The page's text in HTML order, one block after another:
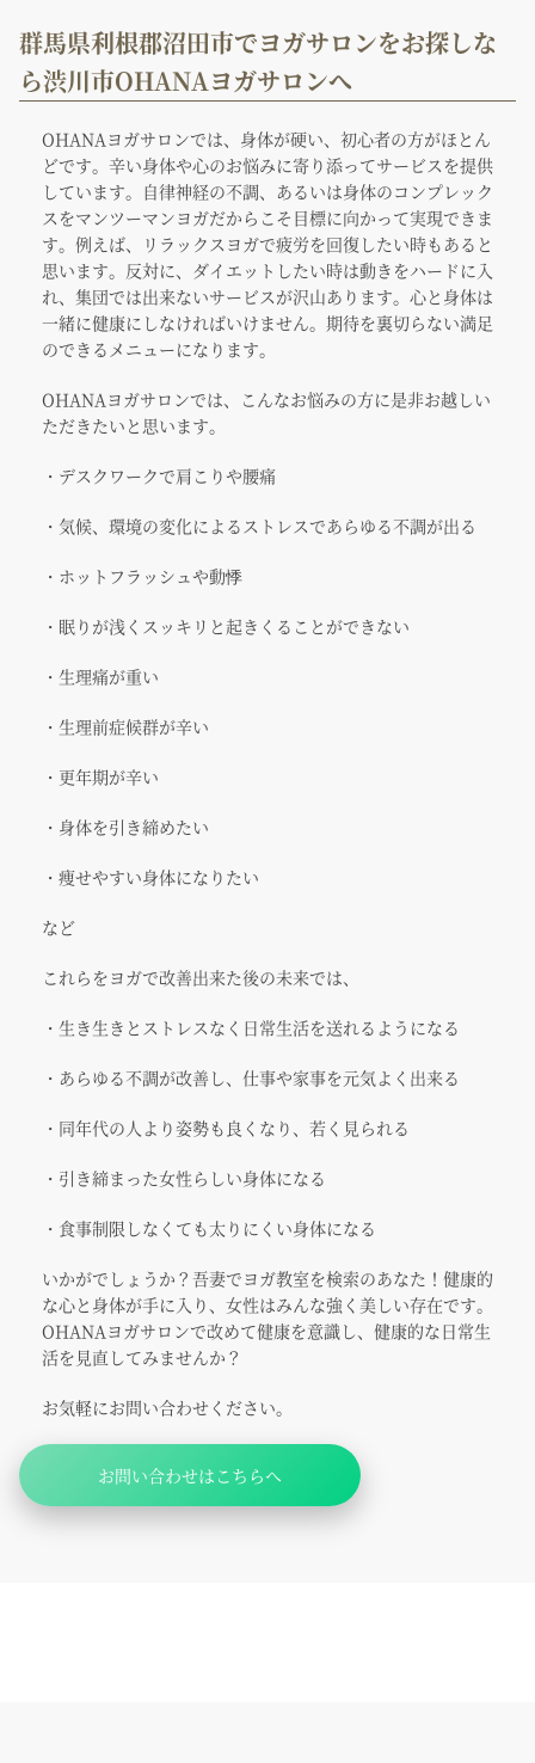
群馬県利根郡沼田市でヨガサロンをお探しな
ら渋川市OHANAヨガサロンへ
OHANAヨガサロンでは、身体が硬い、初心者の方がほとん
どです。辛い身体や心のお悩みに寄り添ってサービスを提供
しています。自律神経の不調、あるいは身体のコンプレック
スをマンツーマンヨガだからこそ目標に向かって実現できま
す。例えば、リラックスヨガで疲労を回復したい時もあると
思います。反対に、ダイエットしたい時は動きをハードに入
れ、集団では出来ないサービスが沢山あります。心と身体は
一緒に健康にしなければいけません。期待を裏切らない満足
のできるメニューになります。
OHANAヨガサロンでは、こんなお悩みの方に是非お越しい
ただきたいと思います。
・デスクワークで肩こりや腰痛
・気候、環境の変化によるストレスであらゆる不調が出る
・ホットフラッシュや動悸
・眠りが浅くスッキリと起きくることができない
・生理痛が重い
・生理前症候群が辛い
・更年期が辛い
・身体を引き締めたい
・痩せやすい身体になりたい
など
これらをヨガで改善出来た後の未来では、
・生き生きとストレスなく日常生活を送れるようになる
・あらゆる不調が改善し、仕事や家事を元気よく出来る
・同年代の人より姿勢も良くなり、若く見られる
・引き締まった女性らしい身体になる
・食事制限しなくても太りにくい身体になる
いかがでしょうか？吾妻でヨガ教室を検索のあなた！健康的
な心と身体が手に入り、女性はみんな強く美しい存在です。
OHANAヨガサロンで改めて健康を意識し、健康的な日常生
活を見直してみませんか？
お気軽にお問い合わせください。
お問い合わせはこちらへ